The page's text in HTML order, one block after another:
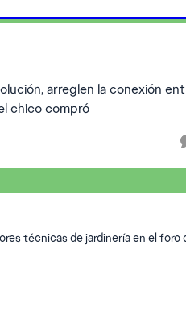
arreglen la conexión
chico compró
técnicas de jardinería en el foro